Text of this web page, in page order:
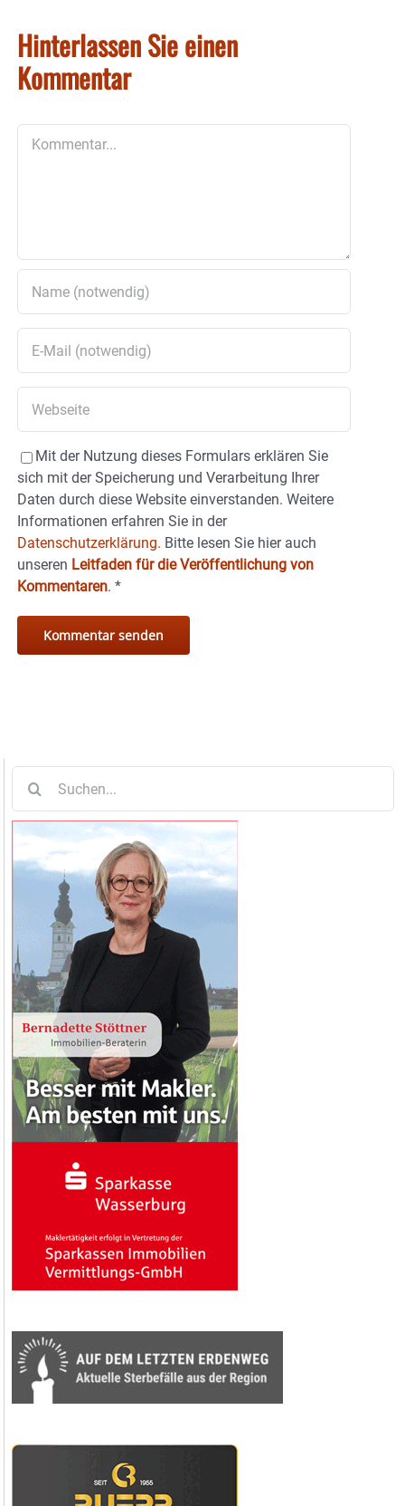
Hinterlassen Sie einen
Kommentar
Mit der Nutzung dieses Formulars erklären Sie
sich mit der Speicherung und Verarbeitung Ihrer
Daten durch diese Website einverstanden. Weitere
Informationen erfahren Sie in der
Datenschutzerklärung. Bitte lesen Sie hier auch
unseren Leitfaden für die Veröffentlichung von
Kommentaren. *
nach: